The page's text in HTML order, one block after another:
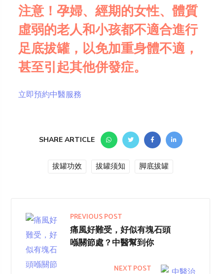
注意！孕婦、經期的女性、體質
虛弱的老人和小孩都不適合進行
足底拔罐，以免加重身體不適，
甚至引起其他併發症。
立即預約中醫服務
SHARE ARTICLE
拔罐功效 拔罐须知 脚底拔罐
PREVIOUS POST
痛風好難受，好似有塊石頭
喺關節處？中醫幫到你
NEXT POST